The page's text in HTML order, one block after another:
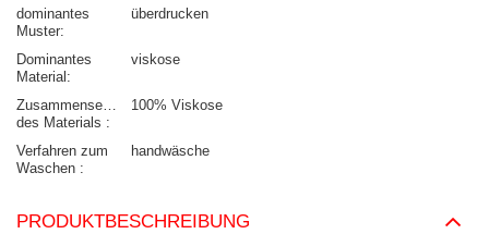
dominantes
Muster
überdrucken
Dominantes
Material
viskose
Zusammensetzung
des Materials
100% Viskose
Verfahren zum
Waschen
handwäsche
PRODUKTBESCHREIBUNG